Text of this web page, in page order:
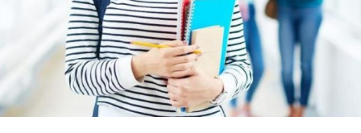
Biga Değerleri Topluluğu’ndan “Dikey Geçiş Sınavı”
Konulu Seminer
İstenen Belgeler
Onaylı Not belgesi (transkript); başvuruda bulunan
öğrencinin ayrılacağı kurumda okuduğu bütün
dersleri ve bu derslerden aldığı notları gösteren
belge.( E-Devlet, Elektronik imza ya da Islak İmzalı)